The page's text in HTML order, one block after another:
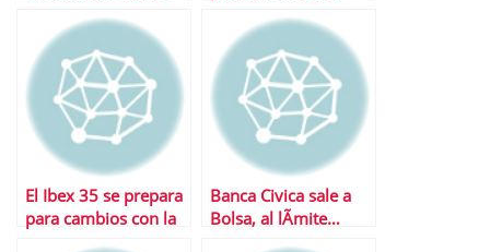
El Ibex 35 se prepara
para cambios con la
Banca Civica sale a
Bolsa, al lÃ­mite…